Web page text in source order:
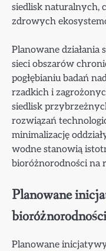
siedlisk naturalnych,
zdrowych
Planowane działania
sieci obszarów
pogłębianiu badań
rzadkich i
siedlisk
rozwiązań
minimalizację
wodne stanowią
bioróżnorodności na
Planowane
Planowane